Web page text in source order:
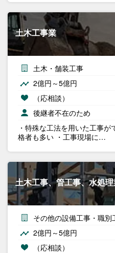
土木工事業
土木・舗装工事
2億円～5億円
（応相談）
後継者不在のため
・特殊な工法を用いた工事
格者も多い ・工事現場に…
土木工事、管工事、水処
その他の設備工事・職別
2億円～5億円
（応相談）